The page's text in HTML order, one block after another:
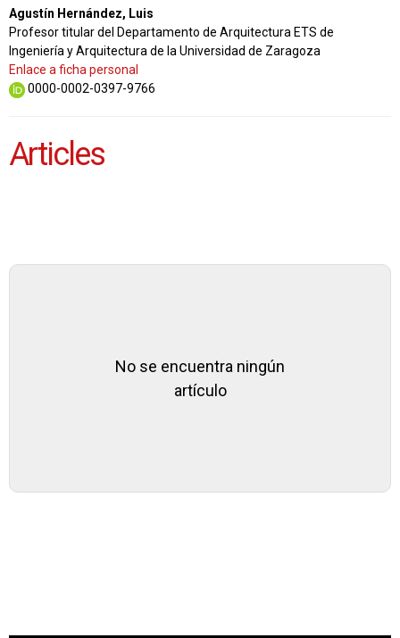
Agustín Hernández, Luis
Profesor titular del Departamento de Arquitectura ETS de
Ingeniería y Arquitectura de la Universidad de Zaragoza
Enlace a ficha personal
0000-0002-0397-9766
Articles
No se encuentra ningún
artículo